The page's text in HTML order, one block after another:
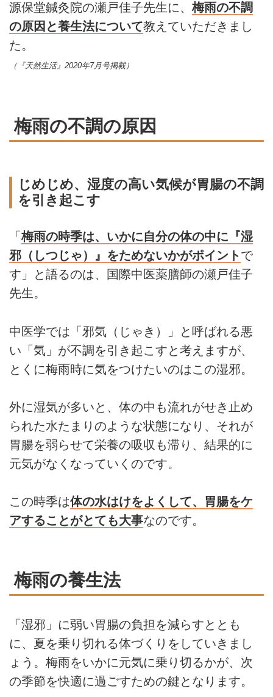
源保堂鍼灸院の瀬戸佳子先生に、 梅雨の不調
の原因と養生法について教えていただきまし
た。
（『天然生活』2020年7月号掲載）
梅雨の不調の原因
じめじめ、湿度の高い気候が胃腸の不調
を引き起こす
「 梅雨の時季は、いかに自分の体の中に『湿
邪（しつじゃ）』をためないかがポイント で
す」と語るのは、国際中医薬膳師の瀬戸佳子
先生。
中医学では「邪気（じゃき）」と呼ばれる悪
い「気」が不調を引き起こすと考えますが、
とくに梅雨時に気をつけたいのはこの湿邪。
外に湿気が多いと、体の中も流れがせき止め
られた水たまりのような状態になり、それが
胃腸を弱らせて栄養の吸収も滞り、結果的に
元気がなくなっていくのです。
この時季は体の水はけをよくして、胃腸をケ
アすることがとても大事なのです。
梅雨の養生法
「湿邪」に弱い胃腸の負担を減らすととも
に、夏を乗り切れる体づくりをしていきまし
ょう。梅雨をいかに元気に乗り切るかが、次
の季節を快適に過ごすための鍵となります。